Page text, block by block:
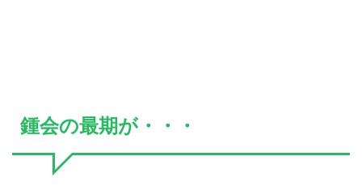
鍾会の最期が・・・